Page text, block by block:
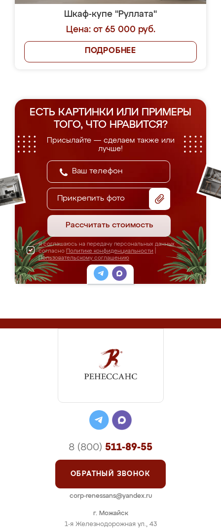
Шкаф-купе "Руллата"
Цена: от 65 000 руб.
ПОДРОБНЕЕ
ЕСТЬ КАРТИНКИ ИЛИ ПРИМЕРЫ
ТОГО, ЧТО НРАВИТСЯ?
Присылайте — сделаем также или
лучше!
Прикрепить фото
Рассчитать стоимость
Я соглашаюсь на передачу персональных данных
согласно Политике конфиденциальности
Пользовательскому соглашению
г. Можайск
1-я Железнодорожная ул., 43
8 (800) 511-89-55
ОБРАТНЫЙ ЗВОНОК
corp-renessans@yandex.ru